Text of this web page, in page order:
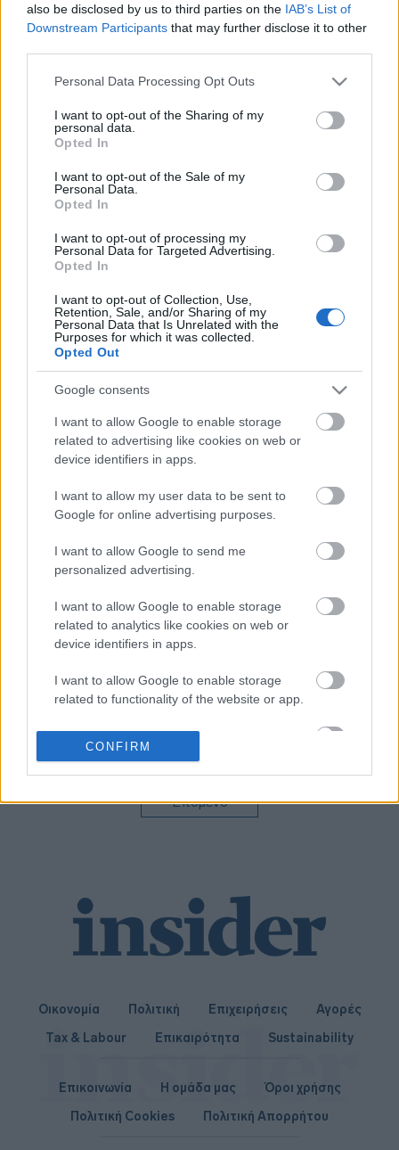
also be disclosed by us to third parties on the IAB’s List of
Downstream Participants that may further disclose it to other
Please note that this website/app uses one or more Google
not limited to your visit or usage behaviour. You may click to
grant or deny consent to Google and its third-party tags to
use your data for below specified purposes in below Google
consent section.
Personal Data Processing Opt Outs
I want to opt-out of the Sharing of my
personal data.
Opted In
I want to opt-out of the Sale of my
Personal Data.
Opted In
I want to opt-out of processing my
Personal Data for Targeted Advertising.
Opted In
I want to opt-out of Collection, Use,
Retention, Sale, and/or Sharing of my
Personal Data that Is Unrelated with the
Purposes for which it was collected.
Opted Out
Google consents
I want to allow Google to enable storage
related to advertising like cookies on web or
device identifiers in apps.
I want to allow my user data to be sent to
Google for online advertising purposes.
I want to allow Google to send me
personalized advertising.
I want to allow Google to enable storage
related to analytics like cookies on web or
device identifiers in apps.
I want to allow Google to enable storage
related to functionality of the website or app.
I want to allow Google to enable storage
related to personalization.
related to security, including authentication
CONFIRM
31-07-2026 14:59
Νερά Κρήτης ΘΕΡΙΣΟ:
Προσφορά νερού για
πληγεισών περιοχών
ωφελούμενοι
απασχόλησης και
Διεύθυνση Κρήτης
Dimand: Πώς θα είναι η
mega τουριστική
επένδυση στις
Γούρνες Ηρακλείου - Τι
Ολονύχτια μάχη με τις
φλόγες σε Ρέθυμνο,
στρέμματα στην
Κρήτη
Σε πύρινο κλοιό
Άνεμοι άνω των 100
χλμ
Η Vodafone στηρίζει
τους συνδρομητές της
Επόμενο
Οικονομία Πολιτική Επιχειρήσεις
Αγορές
Tax & Labour
Επικαιρότητα Sustainability
Επικοινωνία Η ομάδα μας
Όροι χρήσης
Πολιτική Cookies
Πολιτική Απορρήτου